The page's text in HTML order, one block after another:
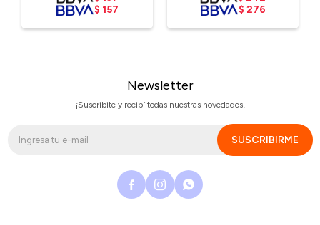
$ 157
$ 276
Newsletter
¡Suscribite y recibí todas nuestras novedades!
SUSCRIBIRME
  